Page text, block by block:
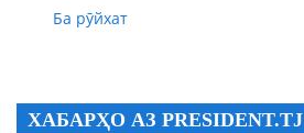
Ба рӯйхат
ХАБАРҲО АЗ PRESIDENT.TJ